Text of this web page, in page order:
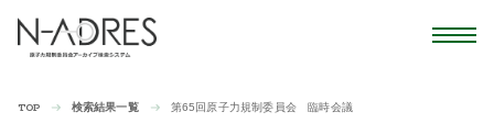
TOP 検索結果一覧 第65回原子力規制委員会 臨時会議